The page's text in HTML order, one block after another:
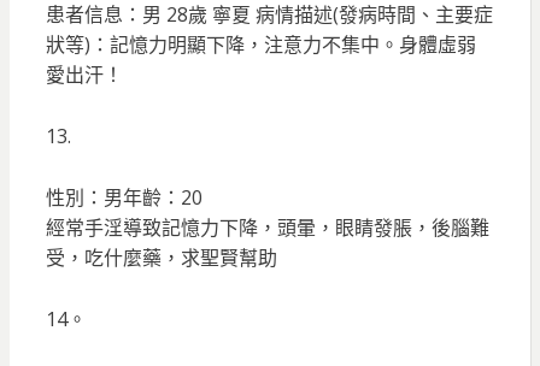
患者信息：男 28歲 寧夏 病情描述(發病時間、主要症
狀等)：記憶力明顯下降，注意力不集中。身體虛弱
愛出汗！
13.
性別：男年齡：20
經常手淫導致記憶力下降，頭暈，眼睛發脹，後腦難
受，吃什麼藥，求聖賢幫助
14。